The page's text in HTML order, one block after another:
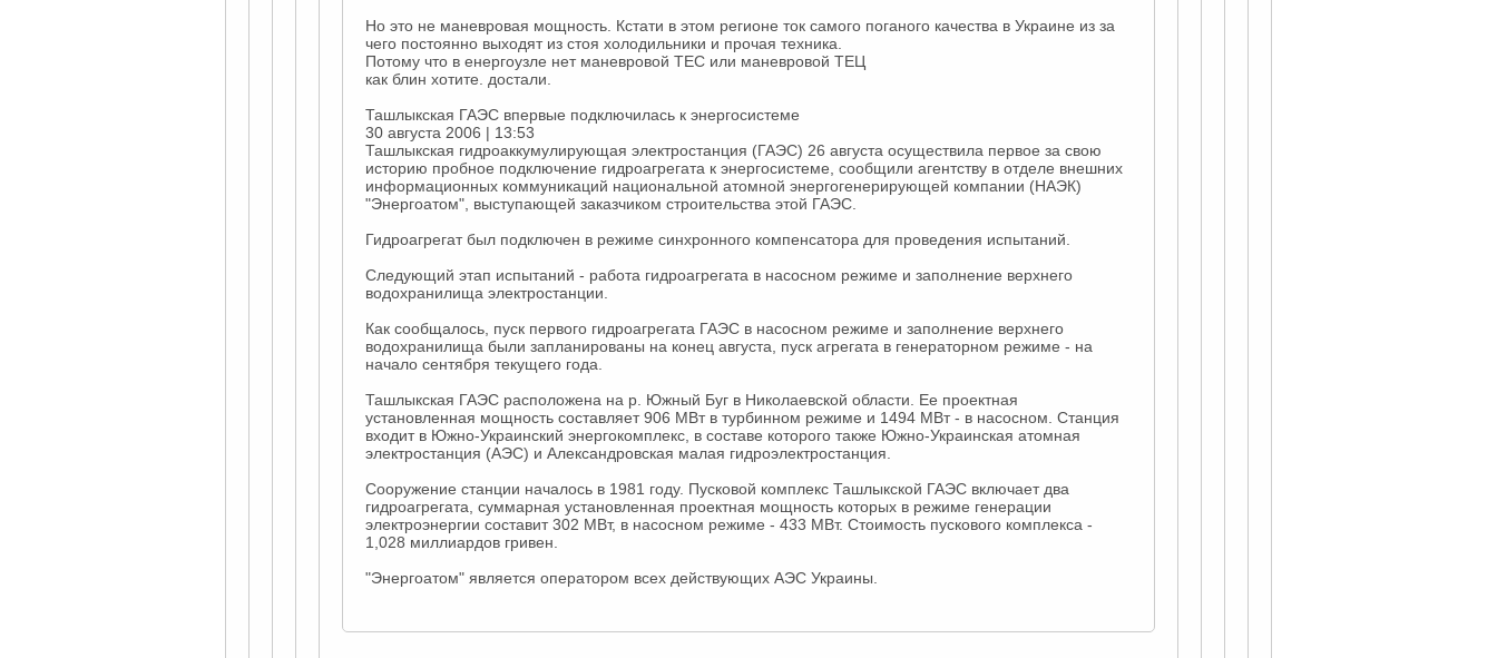
Но это не маневровая мощность. Кстати в этом регионе ток самого поганого качества в Украине из за
чего постоянно выходят из стоя холодильники и прочая техника.
Потому что в енергоузле нет маневровой ТЕС или маневровой ТЕЦ
как блин хотите. достали.
Ташлыкская ГАЭС впервые подключилась к энергосистеме
30 августа 2006 | 13:53
Ташлыкская гидроаккумулирующая электростанция (ГАЭС) 26 августа осуществила первое за свою
историю пробное подключение гидроагрегата к энергосистеме, сообщили агентству в отделе внешних
информационных коммуникаций национальной атомной энергогенерирующей компании (НАЭК)
"Энергоатом", выступающей заказчиком строительства этой ГАЭС.
Гидроагрегат был подключен в режиме синхронного компенсатора для проведения испытаний.
Следующий этап испытаний - работа гидроагрегата в насосном режиме и заполнение верхнего
водохранилища электростанции.
Как сообщалось, пуск первого гидроагрегата ГАЭС в насосном режиме и заполнение верхнего
водохранилища были запланированы на конец августа, пуск агрегата в генераторном режиме - на
начало сентября текущего года.
Ташлыкская ГАЭС расположена на р. Южный Буг в Николаевской области. Ее проектная
установленная мощность составляет 906 МВт в турбинном режиме и 1494 МВт - в насосном. Станция
входит в Южно-Украинский энергокомплекс, в составе которого также Южно-Украинская атомная
электростанция (АЭС) и Александровская малая гидроэлектростанция.
Сооружение станции началось в 1981 году. Пусковой комплекс Ташлыкской ГАЭС включает два
гидроагрегата, суммарная установленная проектная мощность которых в режиме генерации
электроэнергии составит 302 МВт, в насосном режиме - 433 МВт. Стоимость пускового комплекса -
1,028 миллиардов гривен.
"Энергоатом" является оператором всех действующих АЭС Украины.